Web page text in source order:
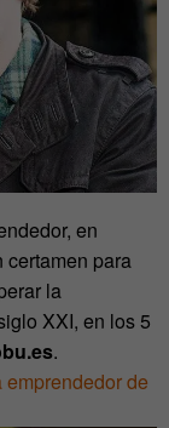
en
certamen para
la
XXI, en los 5
.
de